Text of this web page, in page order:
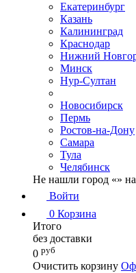
Екатеринбург
Казань
Калининград
Краснодар
Нижний
Минск
Нур-Султан
Новосибирск
Пермь
Ростов-на-Дону
Самара
Тула
Челябинск
Не нашли город «»
Войти
0 Корзина
Итого
без доставки
0 руб
Очистить корзину